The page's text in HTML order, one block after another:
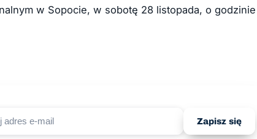
w Sopocie, w sobotę 28 listopada, o godzinie
Zapisz się